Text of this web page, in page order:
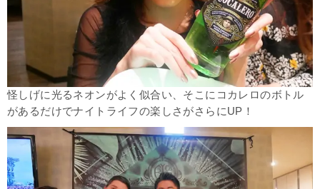
怪しげに光るネオンがよく似合い、そこにコカレロのボトル
があるだけでナイトライフの楽しさがさらにUP！